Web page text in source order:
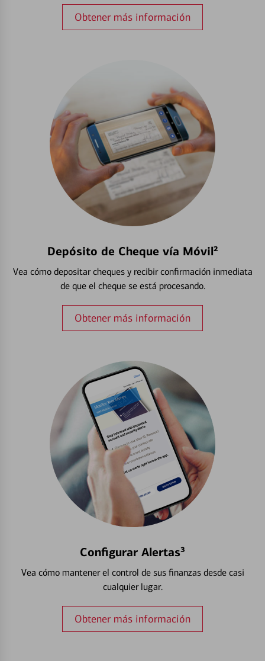
Obtener más información
Depósito de Cheque vía Móvil²
Vea cómo depositar cheques y recibir confirmación inmediata
de que el cheque se está procesando.
Obtener más información
Configurar Alertas³
Vea cómo mantener el control de sus finanzas desde casi
cualquier lugar.
Obtener más información